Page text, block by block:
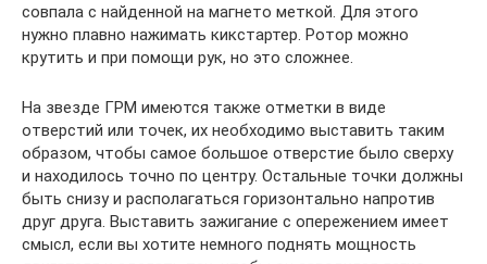
совпала с найденной на магнето меткой. Для этого
нужно плавно нажимать кикстартер. Ротор можно
крутить и при помощи рук, но это сложнее.
На звезде ГРМ имеются также отметки в виде
отверстий или точек, их необходимо выставить таким
образом, чтобы самое большое отверстие было сверху
и находилось точно по центру. Остальные точки должны
быть снизу и располагаться горизонтально напротив
друг друга. Выставить зажигание с опережением имеет
смысл, если вы хотите немного поднять мощность